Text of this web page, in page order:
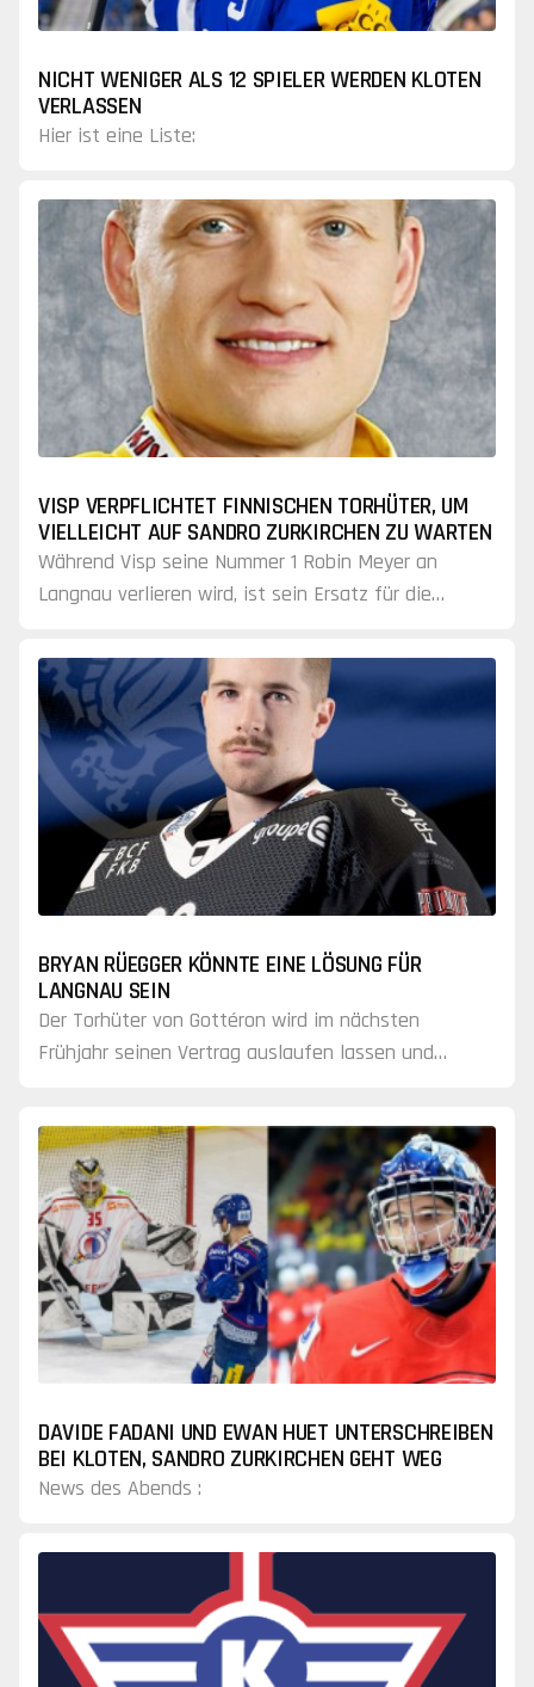
NICHT WENIGER ALS 12 SPIELER WERDEN KLOTEN
VERLASSEN
Hier ist eine Liste:
VISP VERPFLICHTET FINNISCHEN TORHÜTER, UM
VIELLEICHT AUF SANDRO ZURKIRCHEN ZU WARTEN
Während Visp seine Nummer 1 Robin Meyer an
Langnau verlieren wird, ist sein Ersatz für die
BRYAN RÜEGGER KÖNNTE EINE LÖSUNG FÜR
LANGNAU SEIN
Der Torhüter von Gottéron wird im nächsten
Frühjahr seinen Vertrag auslaufen lassen und
DAVIDE FADANI UND EWAN HUET UNTERSCHREIBEN
BEI KLOTEN, SANDRO ZURKIRCHEN GEHT WEG
News des Abends :